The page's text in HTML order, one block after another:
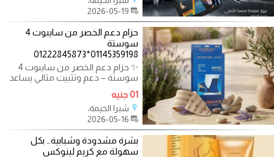
حزام دعم الخصر من سايبوت 4
سوستة
01145359198*01222845873
✨ حزام دعم الخصر من سايبوت 4
سوستة – دعم وتثبيت مثالي يساعد
على دعم منطقة الخصر والبطن
وتحسين شكل
01 جنيه
شبرا الخيمة،
بشرة مشدودة وشبابية… بكل
سهولة مع كريم لينوكس